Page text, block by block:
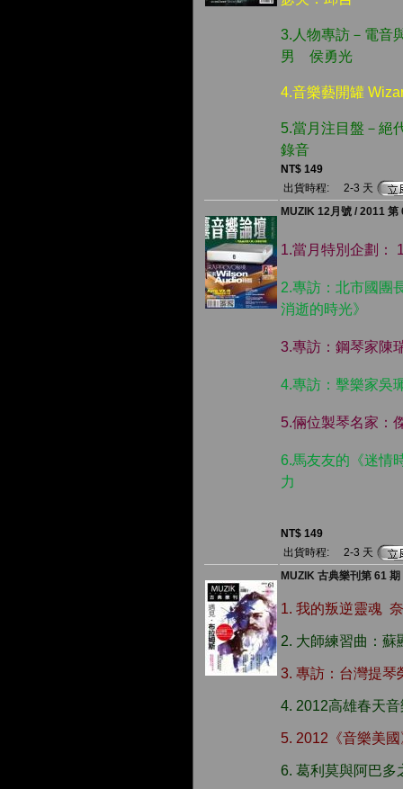
3.人物專訪－電音
男 侯勇光
4.音樂藝開罐
5.當月注目盤－
錄音
NT$ 149
出貨時程:
2-3 天
MUZIK 12月號 / 2011 第
1.當月特別企劃：
2.專訪：北市國團
消逝的時光》
3.專訪：鋼琴家陳
4.專訪：擊樂家吳
5.倆位製琴名家：
6.馬友友的《迷情
力
NT$ 149
出貨時程:
2-3 天
MUZIK 古典樂刊第 61
1. 我的叛逆靈魂
2. 大師練習曲：蘇
3. 專訪：台灣提
4. 2012高雄春天
5. 2012《音樂美
6. 葛利莫與阿巴多